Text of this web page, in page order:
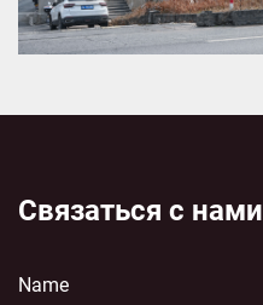
Связаться с нами